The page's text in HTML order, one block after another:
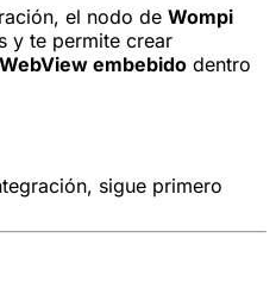
el nodo de Wompi
y te permite crear
WebView embebido dentro
sigue primero